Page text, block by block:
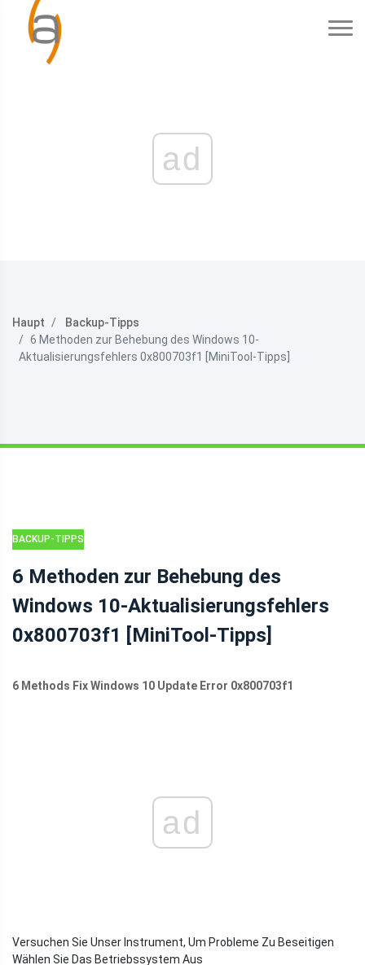
ad
Haupt
Backup-Tipps
6 Methoden zur Behebung des Windows 10-
Aktualisierungsfehlers 0x800703f1 [MiniTool-Tipps]
BACKUP-TIPPS
6 Methoden zur Behebung des
Windows 10-Aktualisierungsfehlers
0x800703f1 [MiniTool-Tipps]
6 Methods Fix Windows 10 Update Error 0x800703f1
ad
Versuchen Sie Unser Instrument, Um Probleme Zu Beseitigen
Wählen Sie Das Betriebssystem Aus